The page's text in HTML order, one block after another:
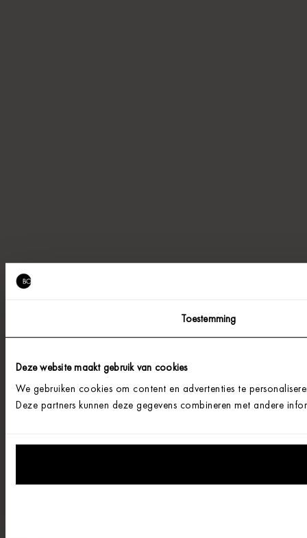
Toestemming
Deze website maakt gebruik van cookies
We gebruiken cookies om content en advertenties te
Deze partners kunnen deze gegevens combineren met andere